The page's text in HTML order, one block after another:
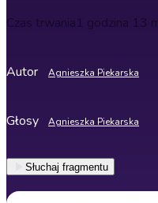
Czas trwania1 godzina 13
Autor Agnieszka Piekarska
Głosy Agnieszka Piekarska
Słuchaj fragmentu